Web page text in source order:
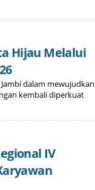
Hijau Melalui
dalam mewujudkan
kembali diperkuat
IV